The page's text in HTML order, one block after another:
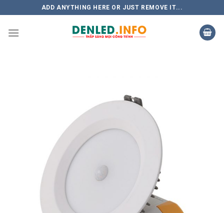
to
content
ADD ANYTHING HERE OR JUST REMOVE IT...